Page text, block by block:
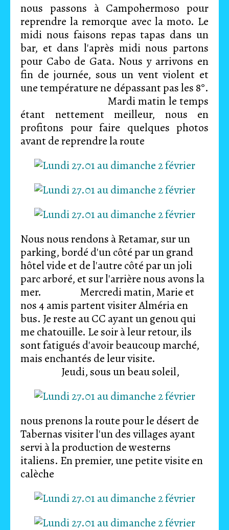
nous passons à Campohermoso pour
reprendre la remorque avec la moto. Le
midi nous faisons repas tapas dans un
bar, et dans l'après midi nous partons
pour Cabo de Gata. Nous y arrivons en
fin de journée, sous un vent violent et
une température ne dépassant pas les 8°.
Mardi matin le temps
étant nettement meilleur, nous en
profitons pour faire quelques photos
avant de reprendre la route
Nous nous rendons à Retamar, sur un
parking, bordé d'un côté par un grand
hôtel vide et de l'autre côté par un joli
parc arboré, et sur l'arrière nous avons la
mer. Mercredi matin, Marie et
nos 4 amis partent visiter Alméria en
bus. Je reste au CC ayant un genou qui
me chatouille. Le soir à leur retour, ils
sont fatigués d'avoir beaucoup marché,
mais enchantés de leur visite.
Jeudi, sous un beau soleil,
nous prenons la route pour le désert de
Tabernas visiter l'un des villages ayant
servi à la production de westerns
italiens. En premier, une petite visite en
calèche